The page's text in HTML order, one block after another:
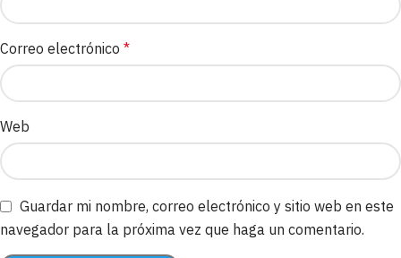
Correo electrónico *
Web
Guardar mi nombre, correo electrónico y sitio web en este
navegador para la próxima vez que haga un comentario.